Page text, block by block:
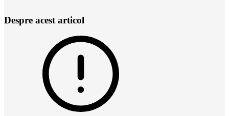
Despre acest articol